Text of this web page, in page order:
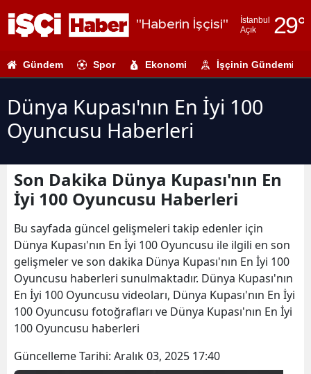
"Haberin İşçisi"
İstanbul
Açık
29°
Adıyaman
Ankara
Artvin
Aydın
Balıkesir
Gündem Spor Ekonomi İşçinin Gündemi
Dünya Kupası'nın En İyi 100
Oyuncusu Haberleri
Son Dakika Dünya Kupası'nın En
İyi 100 Oyuncusu Haberleri
Bu sayfada güncel gelişmeleri takip edenler için
Dünya Kupası'nın En İyi 100 Oyuncusu ile ilgili en son
gelişmeler ve son dakika Dünya Kupası'nın En İyi 100
Oyuncusu haberleri sunulmaktadır. Dünya Kupası'nın
En İyi 100 Oyuncusu videoları, Dünya Kupası'nın En İyi
100 Oyuncusu fotoğrafları ve Dünya Kupası'nın En İyi
100 Oyuncusu haberleri
Güncelleme Tarihi: Aralık 03, 2025 17:40